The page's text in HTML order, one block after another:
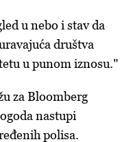
u nebo i stav da
društva
u punom iznosu."
za Bloomberg
nastupi
polisa.